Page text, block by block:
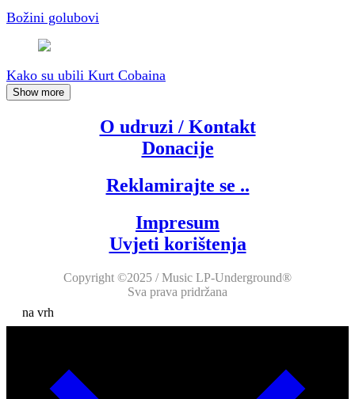
Božini golubovi
Kako su ubili Kurt Cobaina
Show more
O udruzi / Kontakt
Donacije
Reklamirajte se ..
Impresum
Uvjeti korištenja
Copyright ©2025 / Music LP-Underground®
Sva prava pridržana
na vrh